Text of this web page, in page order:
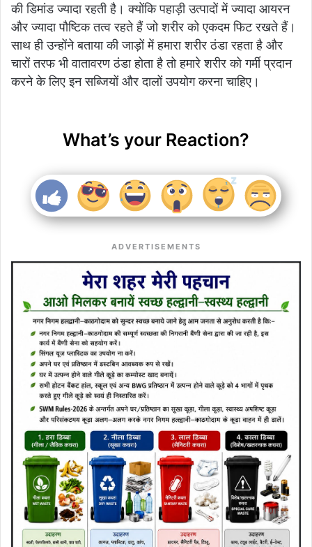
की डिमांड ज्यादा रहती है। क्योंकि पहाड़ी उत्पादों में ज्यादा आयरन
और ज्यादा पौष्टिक तत्व रहते हैं जो शरीर को एकदम फिट रखते हैं।
साथ ही उन्होंने बताया की जाड़ों में हमारा शरीर ठंडा रहता है और
चारों तरफ भी वातावरण ठंडा होता है तो हमारे शरीर को गर्मी प्रदान
करने के लिए इन सब्जियों और दालों उपयोग करना चाहिए।
What’s your Reaction?
ADVERTISEMENTS